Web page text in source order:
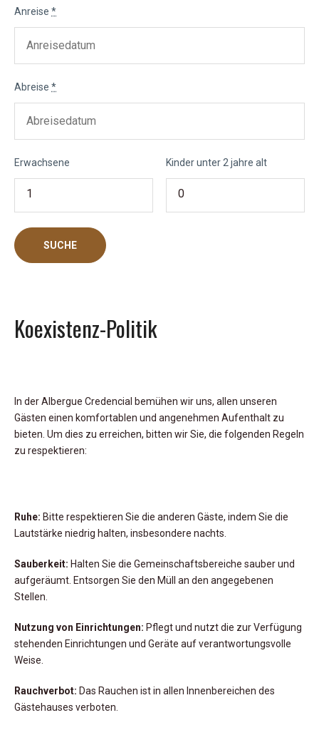
Anreise *
Abreise *
Erwachsene Kinder unter 2 jahre alt
Koexistenz-Politik
In der Albergue Credencial bemühen wir uns, allen unseren
Gästen einen komfortablen und angenehmen Aufenthalt zu
bieten. Um dies zu erreichen, bitten wir Sie, die folgenden Regeln
zu respektieren:
Ruhe: Bitte respektieren Sie die anderen Gäste, indem Sie die
Lautstärke niedrig halten, insbesondere nachts.
Sauberkeit: Halten Sie die Gemeinschaftsbereiche sauber und
aufgeräumt. Entsorgen Sie den Müll an den angegebenen
Stellen.
Nutzung von Einrichtungen: Pflegt und nutzt die zur Verfügung
stehenden Einrichtungen und Geräte auf verantwortungsvolle
Weise.
Rauchverbot: Das Rauchen ist in allen Innenbereichen des
Gästehauses verboten.